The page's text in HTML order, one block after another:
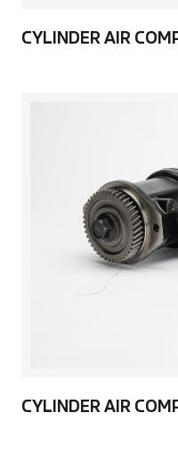
CYLINDER AIR
CYLINDER AIR